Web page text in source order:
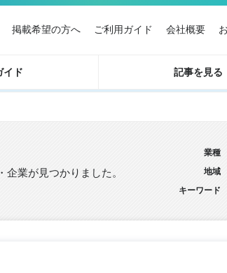
掲載希望の方へ ご利用ガイド 会社概要
イド 記事を見る
業が見つかりました。
業種
地域
キーワード